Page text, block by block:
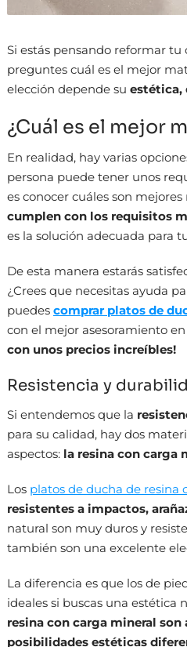
Si estás pensando reformar
preguntes cuál es el mejor
elección depende su estética,
¿Cuál es el mejor
En realidad, hay varias
persona puede tener unos
es conocer cuáles son
cumplen con los requisitos
es la solución adecuada para
De esta manera estarás
¿Crees que necesitas ayuda
puedes comprar platos de
con el mejor asesoramiento
con unos precios increíbles!
Resistencia y
Si entendemos que la
para su calidad, hay dos
aspectos: la resina con carga
Los platos de ducha de resina
resistentes a impactos,
natural son muy duros y
también son una excelente
La diferencia es que los de
ideales si buscas una estética
resina con carga mineral
posibilidades estéticas